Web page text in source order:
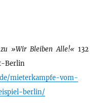
zu »Wir Bleiben Alle!« 132
Berlin
mieterkampfe-vom-
berlin/